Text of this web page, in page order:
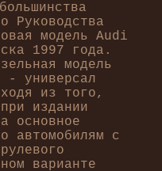
Руководства
модель Audi
1997 года.
модель
- универсал
из того,
издании
основное
автомобилям с
варианте